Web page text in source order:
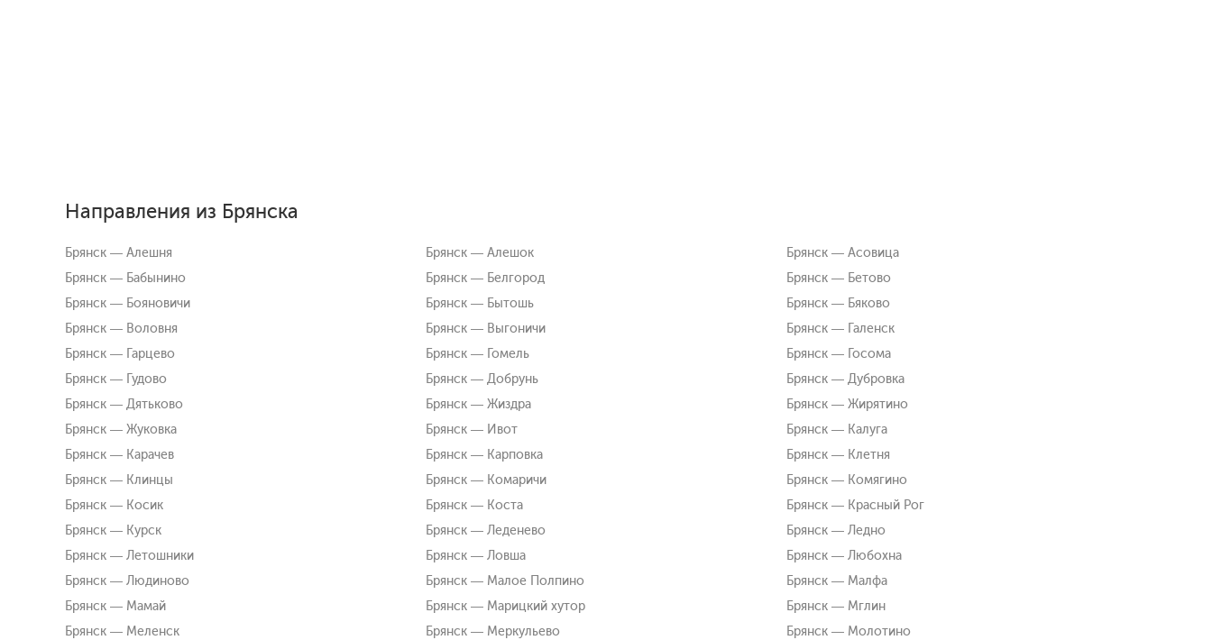
Направления из Брянска
Брянск — Алешня Брянск — Алешок
Брянск — Асовица
Брянск — Бабынино
Брянск — Белгород
Брянск — Бетово
Брянск — Бояновичи
Брянск — Бытошь
Брянск — Бяково
Брянск — Воловня
Брянск — Выгоничи
Брянск — Галенск
Брянск — Гарцево
Брянск — Гомель
Брянск — Госома
Брянск — Гудово
Брянск — Добрунь
Брянск — Дубровка
Брянск — Дятьково
Брянск — Жиздра
Брянск — Жирятино
Брянск — Жуковка
Брянск — Ивот
Брянск — Калуга
Брянск — Карачев
Брянск — Карповка
Брянск — Клетня
Брянск — Клинцы
Брянск — Комаричи
Брянск — Комягино
Брянск — Косик
Брянск — Коста
Брянск — Красный Рог
Брянск — Курск
Брянск — Леденево
Брянск — Ледно
Брянск — Летошники
Брянск — Ловша
Брянск — Любохна
Брянск — Людиново
Брянск — Малое Полпино
Брянск — Малфа
Брянск — Мамай
Брянск — Марицкий хутор
Брянск — Мглин
Брянск — Меленск
Брянск — Меркульево
Брянск — Молотино